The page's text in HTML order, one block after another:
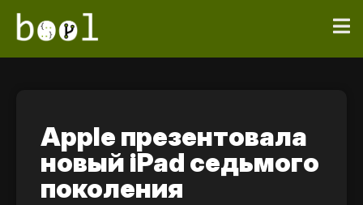
Apple презентовала
новый iPad седьмого
поколения